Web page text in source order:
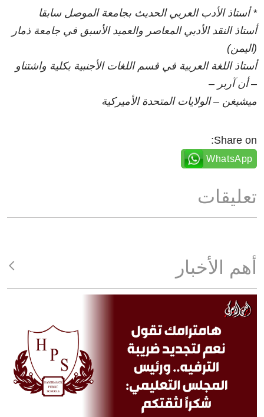
* أستاذ الأدب العربي الحديث بجامعة الموصل سابقا
أستاذ النقد الأدبي المعاصر والعميد الأسبق في جامعة ذمار
(اليمن)
أستاذ اللغة العربية في قسم اللغات الأجنبية بكلية واشتناو
– أن آربر –
ميشيغن – الولايات المتحدة الأميركية
Share on:
WhatsApp
تعليقات
أهم الأخبار